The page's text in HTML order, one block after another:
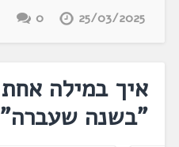
25/03/2025
0
איך במילה
"בשנה